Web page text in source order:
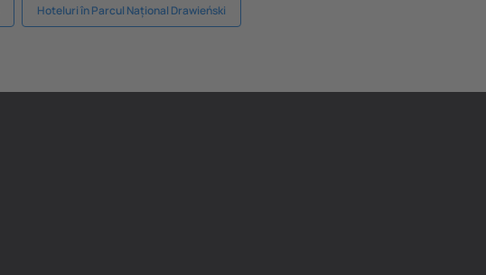
Hoteluri în Parcul Național Drawieński